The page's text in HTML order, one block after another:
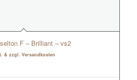
F – Brilliant – vs2
& zzgl. Versandkosten